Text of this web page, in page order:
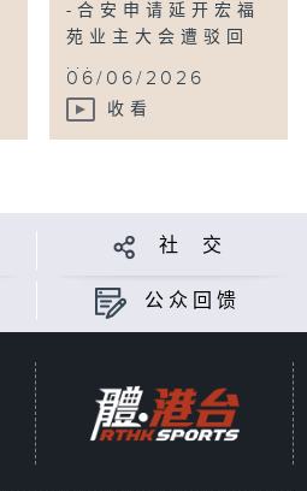
-合安申请延开宏福
苑业主大会遭驳回
...
06/06/2026
收看
社 交
公众回馈